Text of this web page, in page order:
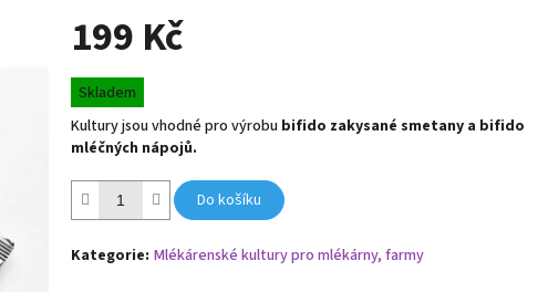
199 Kč
Měrná
cena:
Skladem
Kultury jsou vhodné pro výrobu bifido zakysané smetany a bifido
mléčných nápojů.
Do košíku
Kategorie: Mlékárenské kultury pro mlékárny, farmy